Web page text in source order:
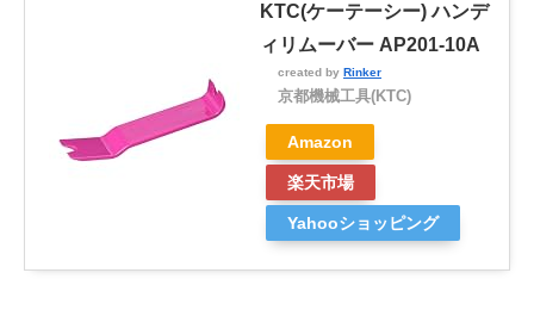
KTC(ケーテーシー) ハンデ
ィリムーバー AP201-10A
created by Rinker
京都機械工具(KTC)
Amazon
楽天市場
Yahooショッピング